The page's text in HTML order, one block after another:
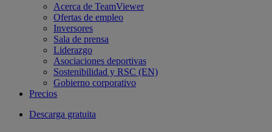
Acerca de TeamViewer
Ofertas de empleo
Inversores
Sala de prensa
Liderazgo
Asociaciones deportivas
Sostenibilidad y RSC (EN)
Gobierno corporativo
Precios
Descarga gratuita